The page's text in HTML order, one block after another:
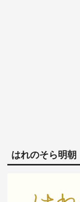
はれのそら明朝